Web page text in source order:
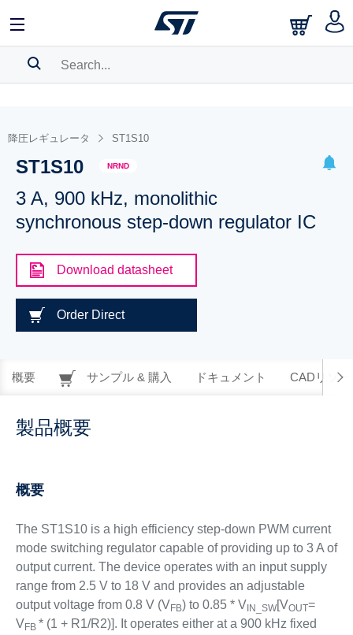
BOOKMARK
Pleaselog in to show your saved searches.
降圧レギュレータ ST1S10
ST1S10 NRND
3 A, 900 kHz, monolithic
synchronous step-down regulator IC
Download datasheet
Order Direct
概要 サンプル & 購入 ドキュメント CADリソー
製品概要
概要
The ST1S10 is a high efficiency step-down PWM current
mode switching regulator capable of providing up to 3 A of
output current. The device operates with an input supply
range from 2.5 V to 18 V and provides an adjustable
output voltage from 0.8 V (VFB) to 0.85 * V IN_SW[VOUT=
VFB * (1 + R1/R2)]. It operates either at a 900 kHz fixed